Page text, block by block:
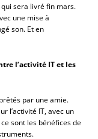
sera livré fin mars.
une mise à
son. Et en
l’activité IT et les
par une amie.
l’activité IT, avec un
sont les bénéfices de